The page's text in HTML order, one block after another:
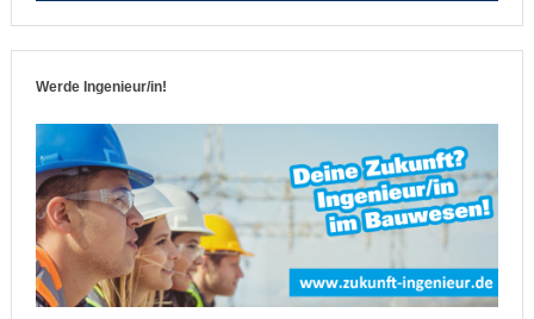
Werde Ingenieur/in!